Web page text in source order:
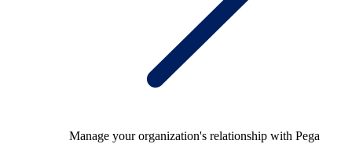
Manage your organization's relationship with Pega